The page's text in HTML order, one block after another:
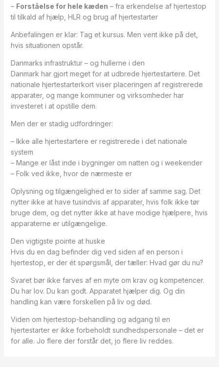
– Forståelse for hele kæden – fra erkendelse af hjertestop
til tilkald af hjælp, HLR og brug af hjertestarter
Anbefalingen er klar: Tag et kursus. Men vent ikke på det,
hvis situationen opstår.
Danmarks infrastruktur – og hullerne i den
Danmark har gjort meget for at udbrede hjertestartere. Det
nationale hjertestarterkort viser placeringen af registrerede
apparater, og mange kommuner og virksomheder har
investeret i at opstille dem.
Men der er stadig udfordringer:
– Ikke alle hjertestartere er registrerede i det nationale
system
– Mange er låst inde i bygninger om natten og i weekender
– Folk ved ikke, hvor de nærmeste er
Oplysning og tilgængelighed er to sider af samme sag. Det
nytter ikke at have tusindvis af apparater, hvis folk ikke tør
bruge dem, og det nytter ikke at have modige hjælpere, hvis
apparaterne er utilgængelige.
Den vigtigste pointe at huske
Hvis du en dag befinder dig ved siden af en person i
hjertestop, er der ét spørgsmål, der tæller: Hvad gør du nu?
Svaret bør ikke farves af en myte om krav og kompetencer.
Du har lov. Du kan godt. Apparatet hjælper dig. Og din
handling kan være forskellen på liv og død.
Viden om hjertestop-behandling og adgang til en
hjertestarter er ikke forbeholdt sundhedspersonale – det er
for alle. Jo flere der forstår det, jo flere liv reddes.